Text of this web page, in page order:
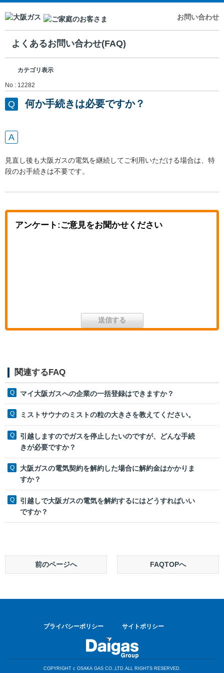
お問い合わせ
よくあるお問い合わせ(FAQ)
カテゴリ表示
No : 12282
何か手続きは必要ですか？
見直し後も大阪ガスの電気を継続してご利用いただける場合は、特
段のお手続きは不要です。
アンケート:ご意見をお聞かせください
関連するFAQ
マイ大阪ガスへの企業の一括登録はできますか？
ミストサウナのミストの粒の大きさを教えてください。
引越しますのでガスを停止したいのですが、どんな手続
きが必要ですか？
大阪ガスの電気契約を解約した場合に解約金はかかりま
すか？
引越しで大阪ガスの電気を解約するにはどうすればいい
ですか？
前のページへ FAQTOPへ
プライバシーポリシー サイトポリシー
COPYRIGHT c OSAKA GAS CO.,LTD.ALL RIGHTS RESERVED.